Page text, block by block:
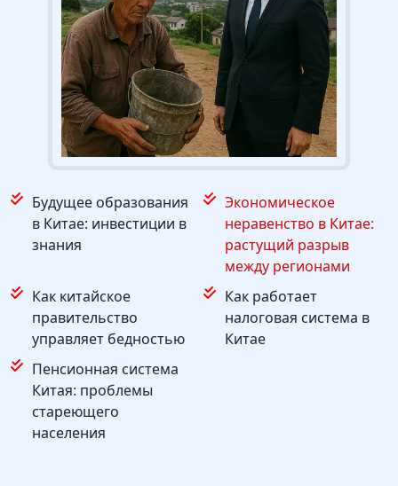
Будущее образования
в Китае: инвестиции в
знания
Экономическое
неравенство в Китае:
растущий разрыв
между регионами
Как китайское
правительство
управляет бедностью
Как работает
налоговая система в
Китае
Пенсионная система
Китая: проблемы
стареющего
населения